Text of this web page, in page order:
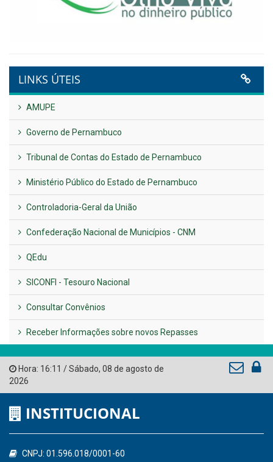
LINKS ÚTEIS
AMUPE
Governo de Pernambuco
Tribunal de Contas do Estado de Pernambuco
Ministério Público do Estado de Pernambuco
Controladoria-Geral da União
Confederação Nacional de Municípios - CNM
QEdu
SICONFI - Tesouro Nacional
Consultar Convênios
Receber Informações sobre novos Repasses
Hora: 16:11 /Sábado, 08 de agosto de
2026
INSTITUCIONAL
CNPJ: 01.596.018/0001-60